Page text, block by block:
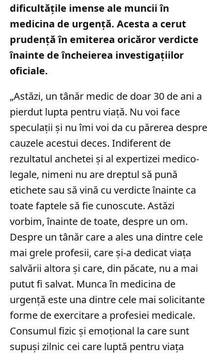
dificultățile imense ale muncii în
medicina de urgență. Acesta a cerut
prudență în emiterea oricăror verdicte
înainte de încheierea investigațiilor
oficiale.
„Astăzi, un tânăr medic de doar 30 de ani a
pierdut lupta pentru viață. Nu voi face
speculații și nu îmi voi da cu părerea despre
cauzele acestui deces. Indiferent de
rezultatul anchetei și al expertizei medico-
legale, nimeni nu are dreptul să pună
etichete sau să vină cu verdicte înainte ca
toate faptele să fie cunoscute. Astăzi
vorbim, înainte de toate, despre un om.
Despre un tânăr care a ales una dintre cele
mai grele profesii, care și-a dedicat viața
salvării altora și care, din păcate, nu a mai
putut fi salvat. Munca în medicina de
urgență este una dintre cele mai solicitante
forme de exercitare a profesiei medicale.
Consumul fizic și emoțional la care sunt
supuși zilnic cei care luptă pentru viața